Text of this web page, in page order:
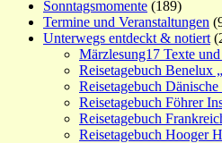
Sonntagsmomente (189)
Termine und Veranstaltungen
Unterwegs entdeckt & notiert
Märzlesung17 Texte
Reisetagebuch Benelux
Reisetagebuch
Reisetagebuch Föhrer
Reisetagebuch
Reisetagebuch Hooger